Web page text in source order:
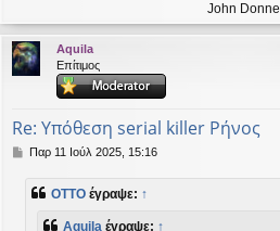
John Donne
Aquila
Επίτιμος
Re: Υπόθεση serial killer Ρήνος
ΔΠαρ 11 Ιούλ 2025, 15:16
OTTO έγραψε: ↑
Aquila έγραψε: ↑